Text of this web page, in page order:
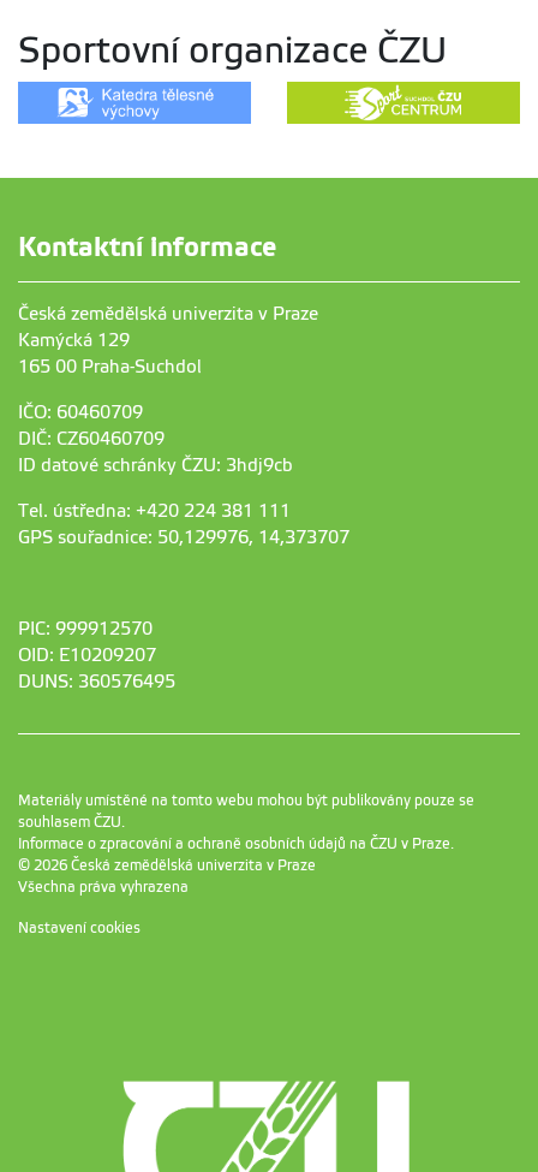
Sportovní organizace ČZU
Kontaktní informace
Česká zemědělská univerzita v Praze
Kamýcká 129
165 00 Praha-Suchdol
IČO: 60460709
DIČ: CZ60460709
ID datové schránky ČZU: 3hdj9cb
Tel. ústředna: +420 224 381 111
GPS souřadnice: 50,129976, 14,373707
PIC: 999912570
OID: E10209207
DUNS: 360576495
Materiály umístěné na tomto webu mohou být publikovány pouze se
souhlasem ČZU.
Informace o zpracování a ochraně osobních údajů na ČZU v Praze
© 2026 Česká zemědělská univerzita v Praze
Všechna práva vyhrazena
Nastavení cookies